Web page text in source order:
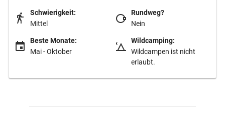
Schwierigkeit:
Mittel
Rundweg?
Nein
Beste Monate:
Mai - Oktober
Wildcamping:
Wildcampen ist nicht
erlaubt.